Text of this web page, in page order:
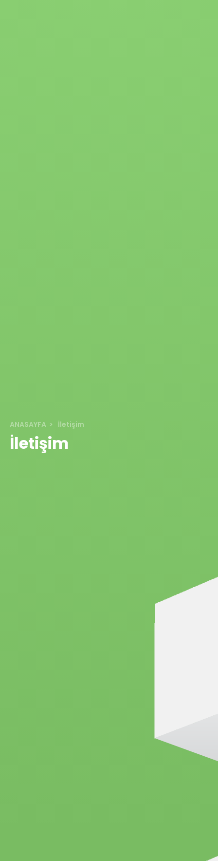
ANASAYFA İletişim
İletişim